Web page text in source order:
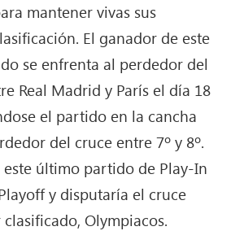
mantener vivas sus
El ganador de este
se enfrenta al perdedor del
Real Madrid y París el día 18
el partido en la cancha
del cruce entre 7º y 8º.
este último partido de Play-In
y disputaría el cruce
Olympiacos.